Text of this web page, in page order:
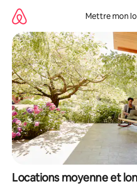
directement
contenu
Mettre mon
Locations moyenne et